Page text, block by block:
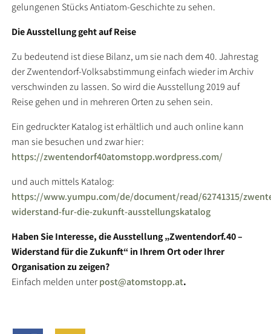
gelungenen Stücks Antiatom-Geschichte zu sehen.
Die Ausstellung geht auf Reise
Zu bedeutend ist diese Bilanz, um sie nach dem 40. Jahrestag
der Zwentendorf-Volksabstimmung einfach wieder im Archiv
verschwinden zu lassen. So wird die Ausstellung 2019 auf
Reise gehen und in mehreren Orten zu sehen sein.
Ein gedruckter Katalog ist erhältlich und auch online kann
man sie besuchen und zwar hier:
https://zwentendorf40atomstopp.wordpress.com/
und auch mittels Katalog:
https://www.yumpu.com/de/document/read/62741315/
widerstand-fur-die-zukunft-ausstellungskatalog
Haben Sie Interesse, die Ausstellung „Zwentendorf.40 –
Widerstand für die Zukunft“ in Ihrem Ort oder Ihrer
Organisation zu zeigen?
Einfach melden unterpost@atomstopp.at.